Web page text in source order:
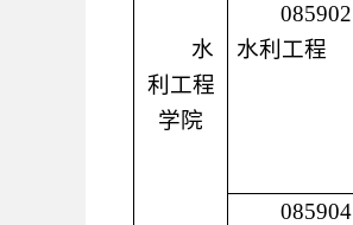
水
利工程
学院
085902
水利工程
085904